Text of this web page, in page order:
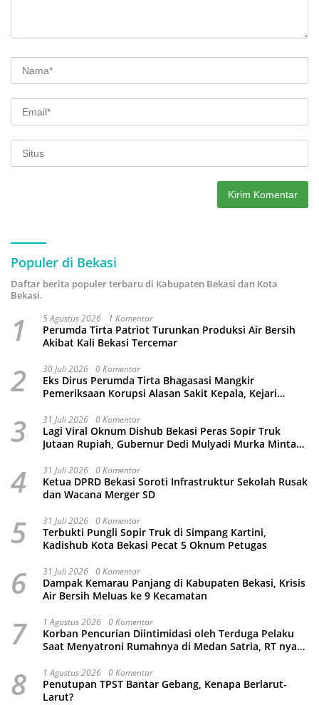
Populer di Bekasi
Daftar berita populer terbaru di Kabupaten Bekasi dan Kota
Bekasi.
1 5 Agustus 2026 1 Komentar
Perumda Tirta Patriot Turunkan Produksi Air Bersih
Akibat Kali Bekasi Tercemar
2 30 Juli 2026 0 Komentar
Eks Dirus Perumda Tirta Bhagasasi Mangkir
Pemeriksaan Korupsi Alasan Sakit Kepala, Kejari
3 31 Juli 2026 0 Komentar
Lagi Viral Oknum Dishub Bekasi Peras Sopir Truk
Jutaan Rupiah, Gubernur Dedi Mulyadi Murka Minta
4 31 Juli 2026 0 Komentar
Ketua DPRD Bekasi Soroti Infrastruktur Sekolah Rusak
dan Wacana Merger SD
5 31 Juli 2026 0 Komentar
Terbukti Pungli Sopir Truk di Simpang Kartini,
Kadishub Kota Bekasi Pecat 5 Oknum Petugas
6 31 Juli 2026 0 Komentar
Dampak Kemarau Panjang di Kabupaten Bekasi, Krisis
Air Bersih Meluas ke 9 Kecamatan
7 1 Agustus 2026 0 Komentar
Korban Pencurian Diintimidasi oleh Terduga Pelaku
Saat Menyatroni Rumahnya di Medan Satria, RT nya
8 1 Agustus 2026 0 Komentar
Penutupan TPST Bantar Gebang, Kenapa Berlarut-
Larut?